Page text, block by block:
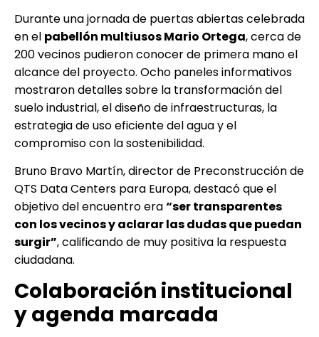
Durante una jornada de puertas abiertas celebrada
en el pabellón multiusos Mario Ortega, cerca de
200 vecinos pudieron conocer de primera mano el
alcance del proyecto. Ocho paneles informativos
mostraron detalles sobre la transformación del
suelo industrial, el diseño de infraestructuras, la
estrategia de uso eficiente del agua y el
compromiso con la sostenibilidad.
Bruno Bravo Martín, director de Preconstrucción de
QTS Data Centers para Europa, destacó que el
objetivo del encuentro era“ser transparentes
con los vecinos y aclarar las dudas que puedan
surgir”, calificando de muy positiva la respuesta
ciudadana.
Colaboración institucional
y agenda marcada